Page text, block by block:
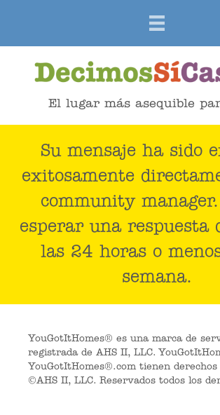
El lugar más asequible
Su mensaje ha sido
exitosamente
community manager.
esperar una respuesta
las 24 horas o
semana.
YouGotItHomes® es una marca de
registrada de AHS II, LLC.
YouGotItHomes®.com tienen
©AHS II, LLC. Reservados todos los